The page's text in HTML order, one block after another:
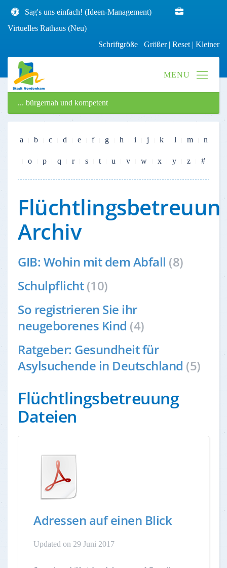
Sag's uns einfach! (Ideen-Management)
Virtuelles Rathaus (Neu)
Schriftgröße Größer| Reset | Kleiner
... bürgernah und kompetent
a b c d e f g h i j k l m n
o p q r s t u v w x y z #
Archiv
GIB: Wohin mit dem Abfall (8)
Schulpflicht (10)
So registrieren Sie ihr
neugeborenes Kind (4)
Ratgeber: Gesundheit für
Asylsuchende in Deutschland (5)
Flüchtlingsbetreuung
Dateien
Adressen auf einen Blick
Updated on 29 Juni 2017